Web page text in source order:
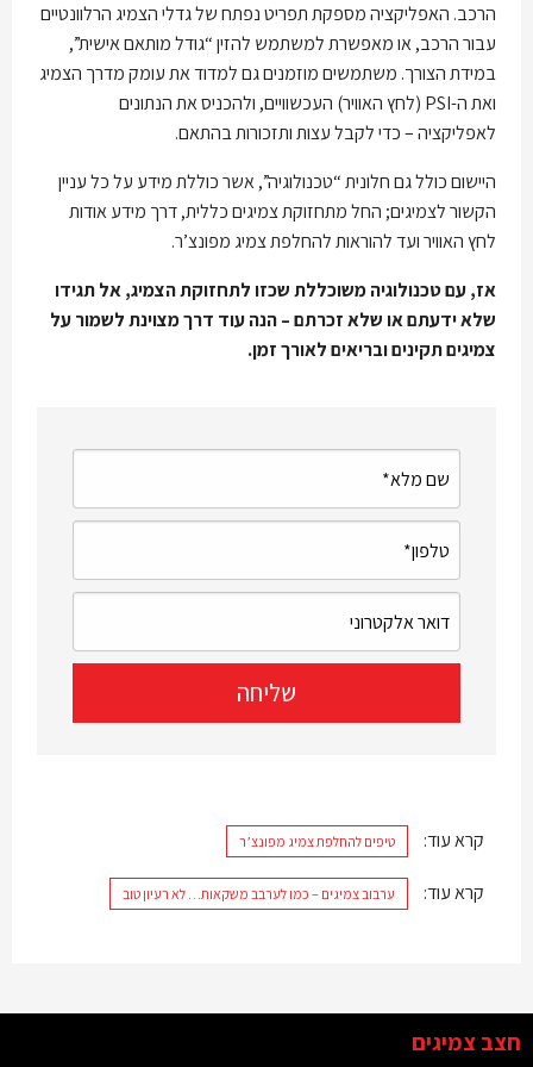
הרכב. האפליקציה מספקת תפריט נפתח של גדלי הצמיג הרלוונטיים
עבור הרכב, או מאפשרת למשתמש להזין “גודל מותאם אישית”,
במידת הצורך. משתמשים מוזמנים גם למדוד את עומק מדרך הצמיג
ואת ה-PSI (לחץ האוויר) העכשוויים, ולהכניס את הנתונים
לאפליקציה – כדי לקבל עצות ותזכורות בהתאם.
היישום כולל גם חלונית “טכנולוגיה”, אשר כוללת מידע על כל עניין
הקשור לצמיגים; החל מתחזוקת צמיגים כללית, דרך מידע אודות
לחץ האוויר ועד להוראות להחלפת צמיג מפונצ’ר.
אז, עם טכנולוגיה משוכללת שכזו לתחזוקת הצמיג, אל תגידו
שלא ידעתם או שלא זכרתם – הנה עוד דרך מצוינת לשמור על
צמיגים תקינים ובריאים לאורך זמן.
קרא עוד: טיפים להחלפת צמיג מפונצ’ר
קרא עוד: ערבוב צמיגים – כמו לערבב משקאות… לא רעיון טוב
חצב צמיגים